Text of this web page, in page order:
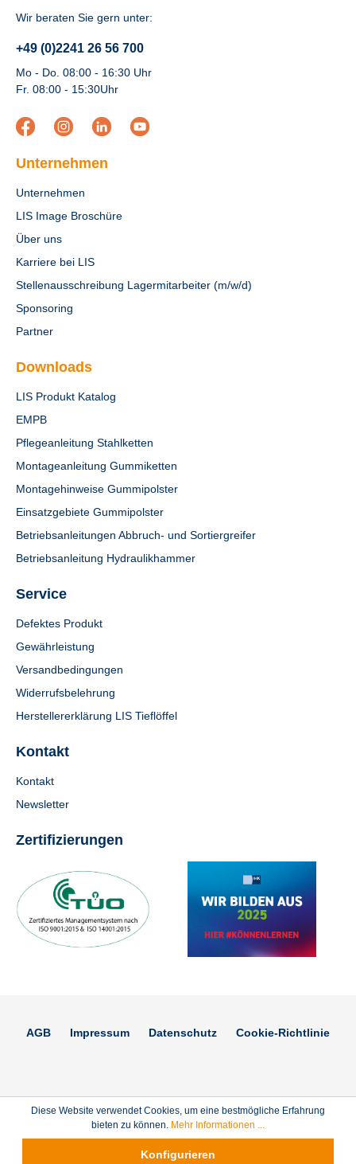
Wir beraten Sie gern unter:
+49 (0)2241 26 56 700
Mo - Do. 08:00 - 16:30 Uhr
Fr. 08:00 - 15:30Uhr
Unternehmen
Unternehmen
LIS Image Broschüre
Über uns
Karriere bei LIS
Stellenausschreibung Lagermitarbeiter (m/w/d)
Sponsoring
Partner
Downloads
LIS Produkt Katalog
EMPB
Pflegeanleitung Stahlketten
Montageanleitung Gummiketten
Montagehinweise Gummipolster
Einsatzgebiete Gummipolster
Betriebsanleitungen Abbruch- und Sortiergreifer
Betriebsanleitung Hydraulikhammer
Service
Defektes Produkt
Gewährleistung
Versandbedingungen
Widerrufsbelehrung
Herstellererklärung LIS Tieflöffel
Kontakt
Kontakt
Newsletter
Zertifizierungen
AGB Impressum Datenschutz Cookie-Richtlinie
Diese Website verwendet Cookies, um eine bestmögliche Erfahrung
bieten zu können. Mehr Informationen ...
Konfigurieren